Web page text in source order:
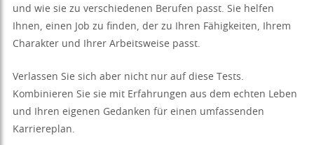
und wie sie zu verschiedenen Berufen passt. Sie helfen
Ihnen, einen Job zu finden, der zu Ihren Fähigkeiten, Ihrem
Charakter und Ihrer Arbeitsweise passt.
Verlassen Sie sich aber nicht nur auf diese Tests.
Kombinieren Sie sie mit Erfahrungen aus dem echten Leben
und Ihren eigenen Gedanken für einen umfassenden
Karriereplan.